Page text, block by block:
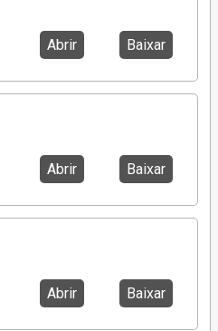
Abrir Baixar
Abrir Baixar
Abrir Baixar